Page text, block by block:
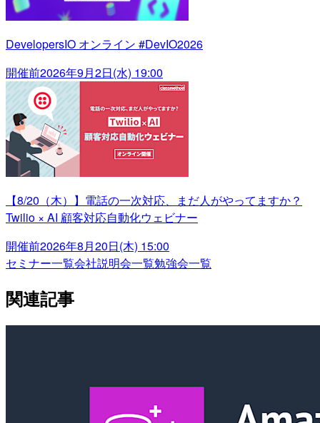
DevelopersIO オンライン #DevIO2026
開催前2026年9月2日(水) 19:00
【8/20（木）】電話の一次対応、まだ人がやってますか？
Twilio × AI 顧客対応自動化ウェビナー
開催前2026年8月20日(木) 15:00
セミナー一覧会社説明会一覧勉強会一覧
関連記事